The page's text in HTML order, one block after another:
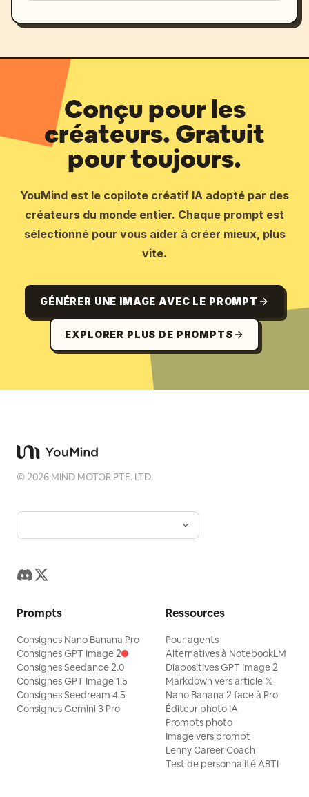
Conçu pour les
créateurs. Gratuit
pour toujours.
YouMind est le copilote créatif IA adopté par des
créateurs du monde entier. Chaque prompt est
sélectionné pour vous aider à créer mieux, plus
vite.
GÉNÉRER UNE IMAGE AVEC LE PROMPT
EXPLORER PLUS DE PROMPTS
©2026 MIND MOTOR PTE. LTD.
Prompts
Consignes Nano Banana Pro
Consignes GPT Image 2
Consignes Seedance 2.0
Consignes GPT Image 1.5
Consignes Seedream 4.5
Consignes Gemini 3 Pro
Ressources
Pour agents
Alternatives à NotebookLM
Diapositives GPT Image 2
Markdown vers article 𝕏
Nano Banana 2 face à Pro
Éditeur photo IA
Prompts photo
Image vers prompt
Lenny Career Coach
Test de personnalité ABTI